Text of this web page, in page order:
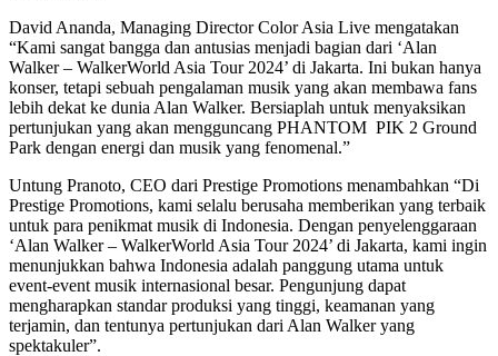
David Ananda, Managing Director Color Asia Live mengatakan
“Kami sangat bangga dan antusias menjadi bagian dari ‘Alan
Walker – WalkerWorld Asia Tour 2024’ di Jakarta. Ini bukan hanya
konser, tetapi sebuah pengalaman musik yang akan membawa fans
lebih dekat ke dunia Alan Walker. Bersiaplah untuk menyaksikan
pertunjukan yang akan mengguncang PHANTOM PIK 2 Ground
Park dengan energi dan musik yang fenomenal.”
Untung Pranoto, CEO dari Prestige Promotions menambahkan “Di
Prestige Promotions, kami selalu berusaha memberikan yang terbaik
untuk para penikmat musik di Indonesia. Dengan penyelenggaraan
‘Alan Walker – WalkerWorld Asia Tour 2024’ di Jakarta, kami ingin
menunjukkan bahwa Indonesia adalah panggung utama untuk
event-event musik internasional besar. Pengunjung dapat
mengharapkan standar produksi yang tinggi, keamanan yang
terjamin, dan tentunya pertunjukan dari Alan Walker yang
spektakuler”.